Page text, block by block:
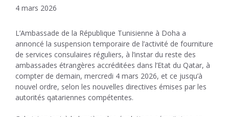
4 mars 2026
L’Ambassade de la République Tunisienne à Doha a
annoncé la suspension temporaire de l’activité de fourniture
de services consulaires réguliers, à l’instar du reste des
ambassades étrangères accréditées dans l’Etat du Qatar, à
compter de demain, mercredi 4 mars 2026, et ce jusqu’à
nouvel ordre, selon les nouvelles directives émises par les
autorités qatariennes compétentes.